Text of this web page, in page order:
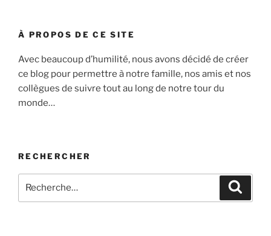
À PROPOS DE CE SITE
Avec beaucoup d’humilité, nous avons décidé de créer
ce blog pour permettre à notre famille, nos amis et nos
collègues de suivre tout au long de notre tour du
monde…
RECHERCHER
pour